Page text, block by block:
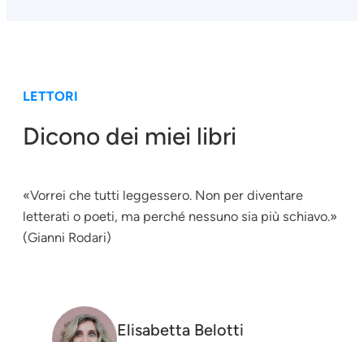
LETTORI
Dicono dei miei libri
«Vorrei che tutti leggessero. Non per diventare
letterati o poeti, ma perché nessuno sia più schiavo.»
(Gianni Rodari)
Elisabetta Belotti